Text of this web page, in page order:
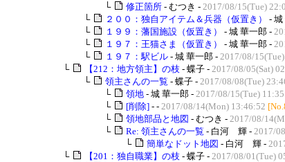
└
修正箇所 - むつき - 2017/08/15(Tue)
└
２００：独自アイテム＆兵器（仮置き） - 城
└
１９９：藩国施設（仮置き） - 城 華一郎 -
└
１９７：王猫さま（仮置き） - 城 華一郎 -
└
１９７：駅ビル - 城 華一郎 - 2017/08/
└
【212：地方領主】の枝 - 蝶子 - 2017/08/05(Sat)
└
領主さんの一覧 - 蝶子 - 2017/08/08(Tue)
└
領地 - 城 華一郎 - 2017/08/15(Tue)
└
[削除] - - 2017/08/14(Mon) 13:46:52
└
領地部品と地図 - むつき - 2017/08/
└
Re: 領主さんの一覧 - 白河 輝 - 2017/
└
簡単なドット地図 - 白河 輝 -
└
【201：独自職業】の枝 - 蝶子 - 2017/08/01(Tue)